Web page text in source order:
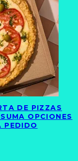
DE PIZZAS
OPCIONES
PEDIDO